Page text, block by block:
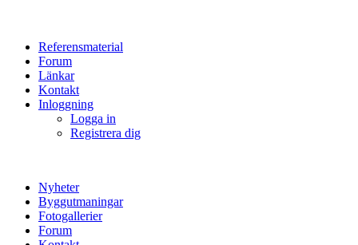
Referensmaterial
Forum
Länkar
Kontakt
Inloggning
Logga in
Registrera dig
Nyheter
Byggutmaningar
Fotogallerier
Forum